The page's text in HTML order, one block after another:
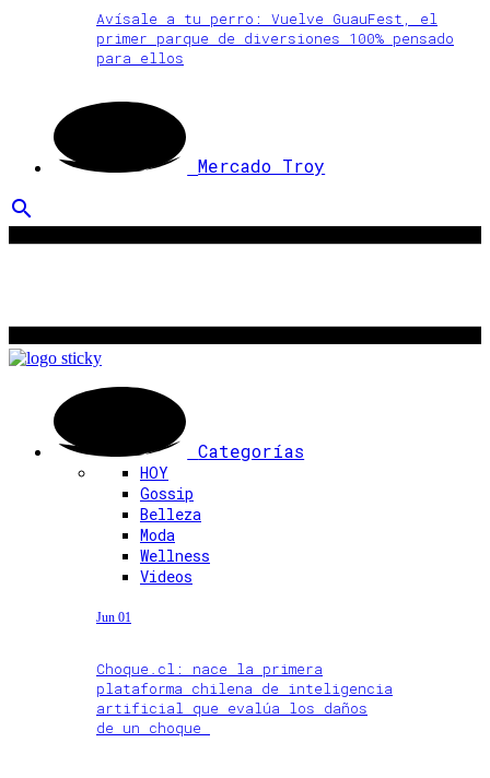
Avísale a tu perro: Vuelve GuauFest, el
primer parque de diversiones 100% pensado
para ellos
Mercado Troy
search
Categorías
HOY
Gossip
Belleza
Moda
Wellness
Videos
Jun 01
Choque.cl: nace la primera
plataforma chilena de inteligencia
artificial que evalúa los daños
de un choque